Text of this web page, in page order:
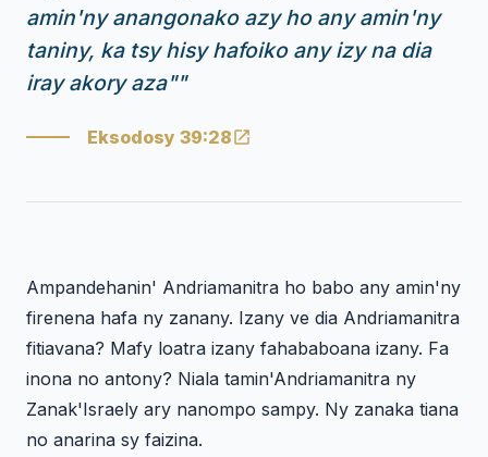
amin'ny anangonako azy ho any amin'ny
taniny, ka tsy hisy hafoiko any izy na dia
iray akory aza""
Eksodosy 39:28
Ampandehanin' Andriamanitra ho babo any amin'ny
firenena hafa ny zanany. Izany ve dia Andriamanitra
fitiavana? Mafy loatra izany fahababoana izany. Fa
inona no antony? Niala tamin'Andriamanitra ny
Zanak'Israely ary nanompo sampy. Ny zanaka tiana
no anarina sy faizina.